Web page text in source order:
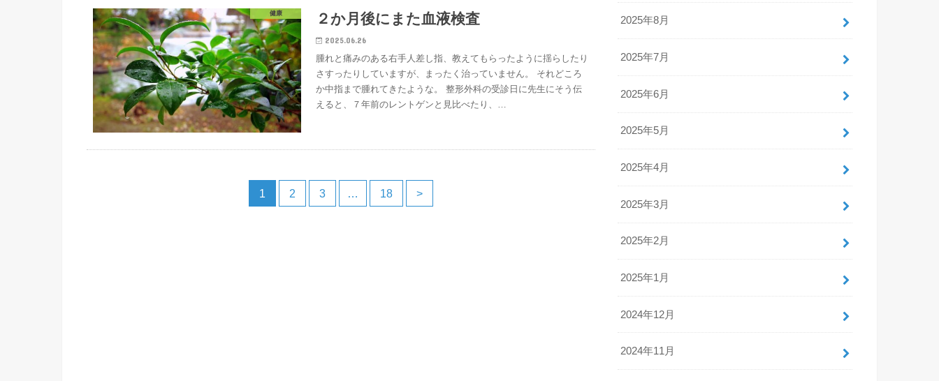
健康 ２か月後にまた血液検査
2025.06.26
腫れと痛みのある右手人差し指、教えてもらったように揺らしたり
さすったりしていますが、まったく治っていません。 それどころ
か中指まで腫れてきたような。 整形外科の受診日に先生にそう伝
えると、７年前のレントゲンと見比べたり、…
1 2 3 … 18 >
2025年8月
2025年7月
2025年6月
2025年5月
2025年4月
2025年3月
2025年2月
2025年1月
2024年12月
2024年11月